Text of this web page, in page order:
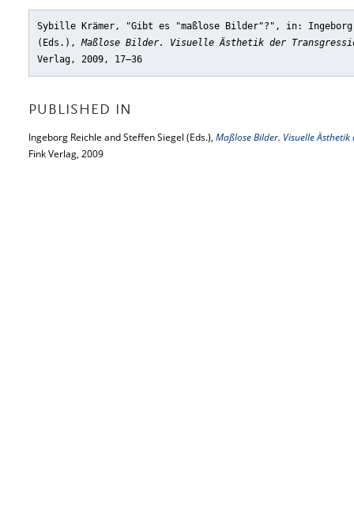
Sybille Krämer, "Gibt es "maßlose Bilder"?" , in: Ingeborg
(Eds.),Maßlose Bilder. Visuelle Ästhetik der
Verlag, 2009, 17–36
PUBLISHED IN
Ingeborg Reichle and Steffen Siegel (Eds.), Maßlose Bilder. Visuelle
Fink Verlag, 2009